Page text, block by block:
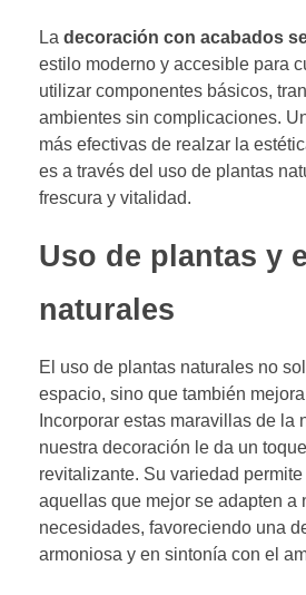
La decoración con acabados
estilo moderno y accesible para
utilizar componentes básicos,
ambientes sin complicaciones.
más efectivas de realzar la
es a través del uso de plantas
frescura y vitalidad.
Uso de plantas y
naturales
El uso de plantas naturales no
espacio, sino que también
Incorporar estas maravillas de la
nuestra decoración le da un
revitalizante. Su variedad
aquellas que mejor se adapten a
necesidades, favoreciendo una
armoniosa y en sintonía con el